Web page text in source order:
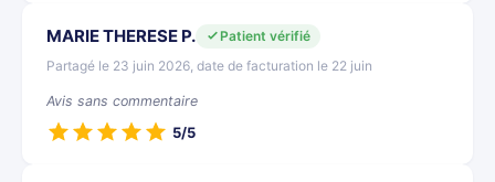
MARIE THERESE P.
Patient vérifié
Partagé le 23 juin 2026, date de facturation le 22 juin
Avis sans commentaire
5/5